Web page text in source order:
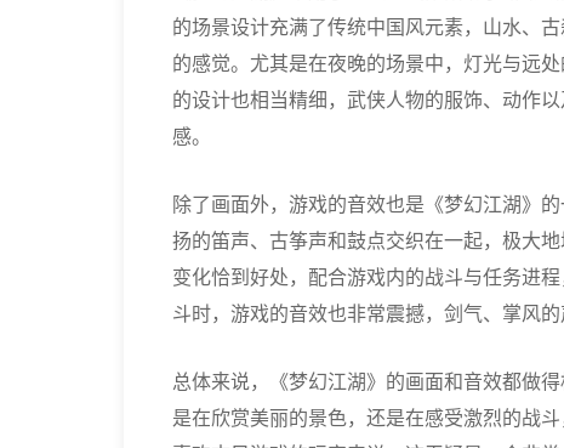
的场景设计充满了传统中国风元素，山水、
的感觉。尤其是在夜晚的场景中，灯光与远
的设计也相当精细，武侠人物的服饰、动作
感。
除了画面外，游戏的音效也是《梦幻江湖》
扬的笛声、古筝声和鼓点交织在一起，极大
变化恰到好处，配合游戏内的战斗与任务进
斗时，游戏的音效也非常震撼，剑气、掌风
总体来说，《梦幻江湖》的画面和音效都做
是在欣赏美丽的景色，还是在感受激烈的战